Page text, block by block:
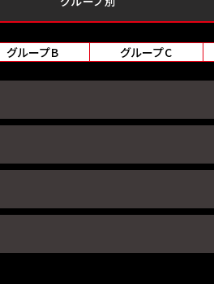
グループB グループC